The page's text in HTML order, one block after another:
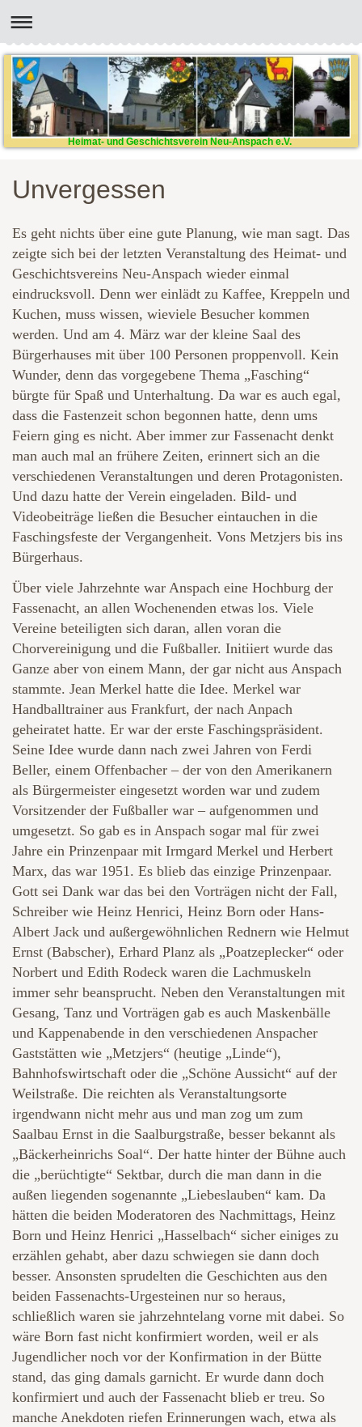
Heimat- und Geschichtsverein Neu-Anspach e.V.
Unvergessen
Es geht nichts über eine gute Planung, wie man sagt. Das
zeigte sich bei der letzten Veranstaltung des Heimat- und
Geschichtsvereins Neu-Anspach wieder einmal
eindrucksvoll. Denn wer einlädt zu Kaffee, Kreppeln und
Kuchen, muss wissen, wieviele Besucher kommen
werden. Und am 4. März war der kleine Saal des
Bürgerhauses mit über 100 Personen proppenvoll. Kein
Wunder, denn das vorgegebene Thema „Fasching“
bürgte für Spaß und Unterhaltung. Da war es auch egal,
dass die Fastenzeit schon begonnen hatte, denn ums
Feiern ging es nicht. Aber immer zur Fassenacht denkt
man auch mal an frühere Zeiten, erinnert sich an die
verschiedenen Veranstaltungen und deren Protagonisten.
Und dazu hatte der Verein eingeladen. Bild- und
Videobeiträge ließen die Besucher eintauchen in die
Faschingsfeste der Vergangenheit. Vons Metzjers bis ins
Bürgerhaus.
Über viele Jahrzehnte war Anspach eine Hochburg der
Fassenacht, an allen Wochenenden etwas los. Viele
Vereine beteiligten sich daran, allen voran die
Chorvereinigung und die Fußballer. Initiiert wurde das
Ganze aber von einem Mann, der gar nicht aus Anspach
stammte. Jean Merkel hatte die Idee. Merkel war
Handballtrainer aus Frankfurt, der nach Anpach
geheiratet hatte. Er war der erste Faschingspräsident.
Seine Idee wurde dann nach zwei Jahren von Ferdi
Beller, einem Offenbacher – der von den Amerikanern
als Bürgermeister eingesetzt worden war und zudem
Vorsitzender der Fußballer war – aufgenommen und
umgesetzt. So gab es in Anspach sogar mal für zwei
Jahre ein Prinzenpaar mit Irmgard Merkel und Herbert
Marx, das war 1951. Es blieb das einzige Prinzenpaar.
Gott sei Dank war das bei den Vorträgen nicht der Fall,
Schreiber wie Heinz Henrici, Heinz Born oder Hans-
Albert Jack und außergewöhnlichen Rednern wie Helmut
Ernst (Babscher), Erhard Planz als „Poatzeplecker“ oder
Norbert und Edith Rodeck waren die Lachmuskeln
immer sehr beansprucht. Neben den Veranstaltungen mit
Gesang, Tanz und Vorträgen gab es auch Maskenbälle
und Kappenabende in den verschiedenen Anspacher
Gaststätten wie „Metzjers“ (heutige „Linde“),
Bahnhofswirtschaft oder die „Schöne Aussicht“ auf der
Weilstraße. Die reichten als Veranstaltungsorte
irgendwann nicht mehr aus und man zog um zum
Saalbau Ernst in die Saalburgstraße, besser bekannt als
„Bäckerheinrichs Soal“. Der hatte hinter der Bühne auch
die „berüchtigte“ Sektbar, durch die man dann in die
außen liegenden sogenannte „Liebeslauben“ kam. Da
hätten die beiden Moderatoren des Nachmittags, Heinz
Born und Heinz Henrici „Hasselbach“ sicher einiges zu
erzählen gehabt, aber dazu schwiegen sie dann doch
besser. Ansonsten sprudelten die Geschichten aus den
beiden Fassenachts-Urgesteinen nur so heraus,
schließlich waren sie jahrzehntelang vorne mit dabei. So
wäre Born fast nicht konfirmiert worden, weil er als
Jugendlicher noch vor der Konfirmation in der Bütte
stand, das ging damals garnicht. Er wurde dann doch
konfirmiert und auch der Fassenacht blieb er treu. So
manche Anekdoten riefen Erinnerungen wach, etwa als